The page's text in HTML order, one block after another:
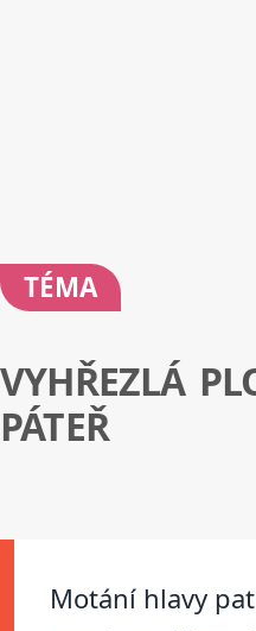
TÉMA
VYHŘEZLÁ
PÁTEŘ
Motání hlavy